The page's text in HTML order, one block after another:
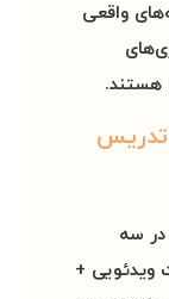
واقعی
هستند.
تدریس
سه
+